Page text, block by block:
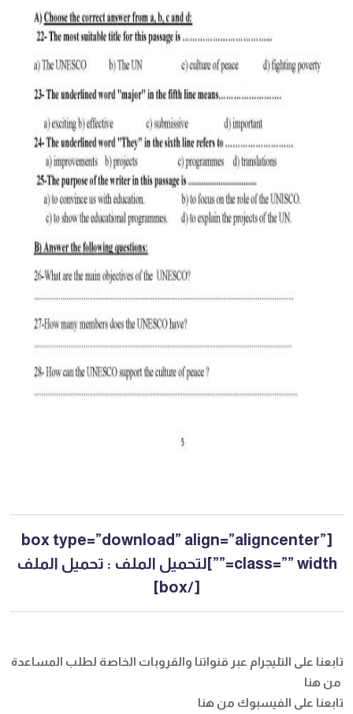
[box type=”download” align=”aligncenter”
class=”” width=””]لتحميل الملف :
تحميل الملف
[/box]
تابعنا على التليجرام عبر قنواتنا والقروبات الخاصة لطلب المساعدة
من هنا
تابعنا على الفيسبوك من هنا